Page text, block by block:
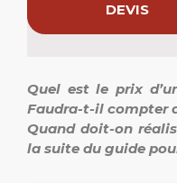
DEVIS
Quel est le prix
Faudra-t-il compter
Quand doit-on
la suite du guide